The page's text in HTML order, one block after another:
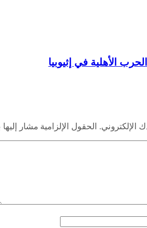
الأهلية في إثيوبيا
الإلكتروني. الحقول الإلزامية مشار إليها